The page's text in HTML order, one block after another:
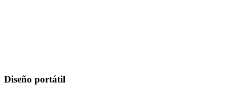
Diseño portátil